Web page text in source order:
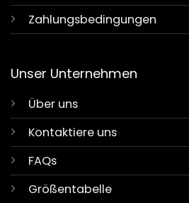
Zahlungsbedingungen
Unser Unternehmen
Über uns
Kontaktiere uns
FAQs
Größentabelle